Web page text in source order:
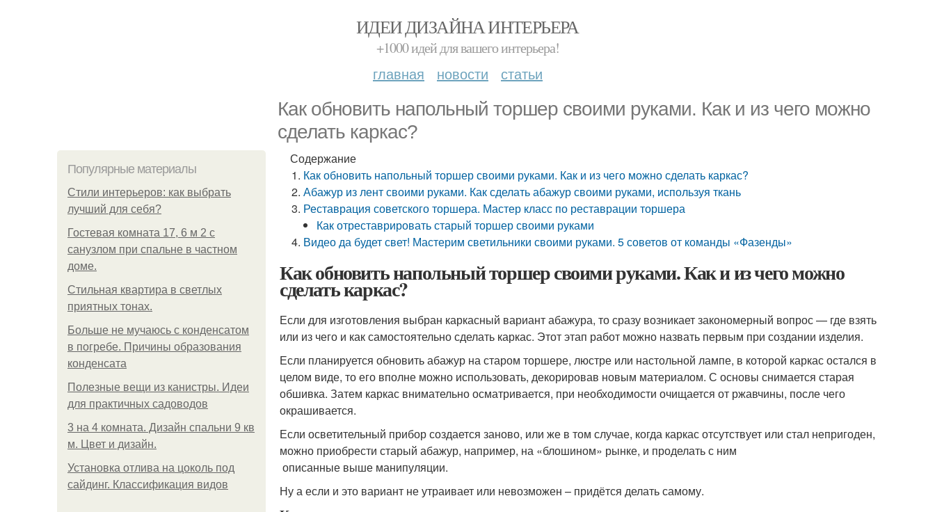
ИДЕИ ДИЗАЙНА ИНТЕРЬЕРА
+1000 идей для вашего интерьера!
главная новости статьи
Как обновить напольный торшер своими руками. Как и из чего можно
сделать каркас?
Популярные материалы
Стили интерьеров: как выбрать
лучший для себя?
Гостевая комната 17, 6 м 2 с
санузлом при спальне в частном
доме.
Стильная квартира в светлых
приятных тонах.
Больше не мучаюсь с конденсатом
в погребе. Причины образования
конденсата
Полезные вещи из канистры. Идеи
для практичных садоводов
3 на 4 комната. Дизайн спальни 9 кв
м. Цвет и дизайн.
Установка отлива на цоколь под
сайдинг. Классификация видов
Содержание
Как обновить напольный торшер своими руками. Как и из чего можно сделать каркас?
Абажур из лент своими руками. Как сделать абажур своими руками, используя ткань
Реставрация советского торшера. Мастер класс по реставрации торшера
Как отреставрировать старый торшер своими руками
Видео да будет свет! Мастерим светильники своими руками. 5 советов от команды «Фазенды»
Как обновить напольный торшер своими руками. Как и из чего можно
сделать каркас?
Если для изготовления выбран каркасный вариант абажура, то сразу возникает закономерный вопрос — где взять
или из чего и как самостоятельно сделать каркас. Этот этап работ можно назвать первым при создании изделия.
Если планируется обновить абажур на старом торшере, люстре или настольной лампе, в которой каркас остался в
целом виде, то его вполне можно использовать, декорировав новым материалом. С основы снимается старая
обшивка. Затем каркас внимательно осматривается, при необходимости очищается от ржавчины, после чего
окрашивается.
Если осветительный прибор создается заново, или же в том случае, когда каркас отсутствует или стал непригоден,
можно приобрести старый абажур, например, на «блошином» рынке, и проделать с ним
описанные выше манипуляции.
Ну а если и это вариант не утраивает или невозможен – придётся делать самому.